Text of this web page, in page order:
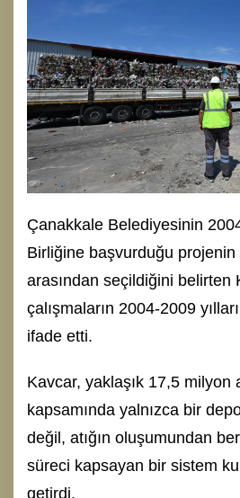
Çanakkale Belediyesinin
Birliğine başvurduğu
arasından seçildiğini belirten
çalışmaların 2004-2009
ifade etti.
Kavcar, yaklaşık 17,5 milyon
kapsamında yalnızca bir
değil, atığın oluşumundan
süreci kapsayan bir sistem
getirdi.